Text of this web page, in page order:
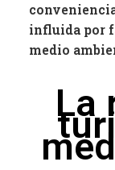
influida por
medio
La